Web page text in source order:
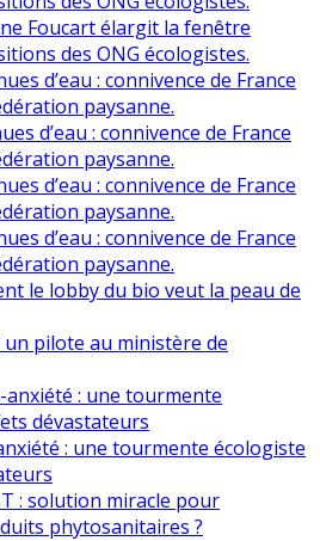
Foucart élargit la fenêtre
des ONG écologistes.
d’eau : connivence de France
paysanne.
d’eau : connivence de France
paysanne.
d’eau : connivence de France
paysanne.
d’eau : connivence de France
paysanne.
le lobby du bio veut la peau de
un pilote au ministère de
anxiété : une tourmente
dévastateurs
: une tourmente écologiste
: solution miracle pour
phytosanitaires ?